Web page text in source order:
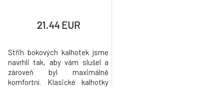
21.44 EUR
Střih bokových kalhotek jsme
navrhli tak, aby vám slušel a
zároveň byl maximálně
komfortní. Klasické kalhotky